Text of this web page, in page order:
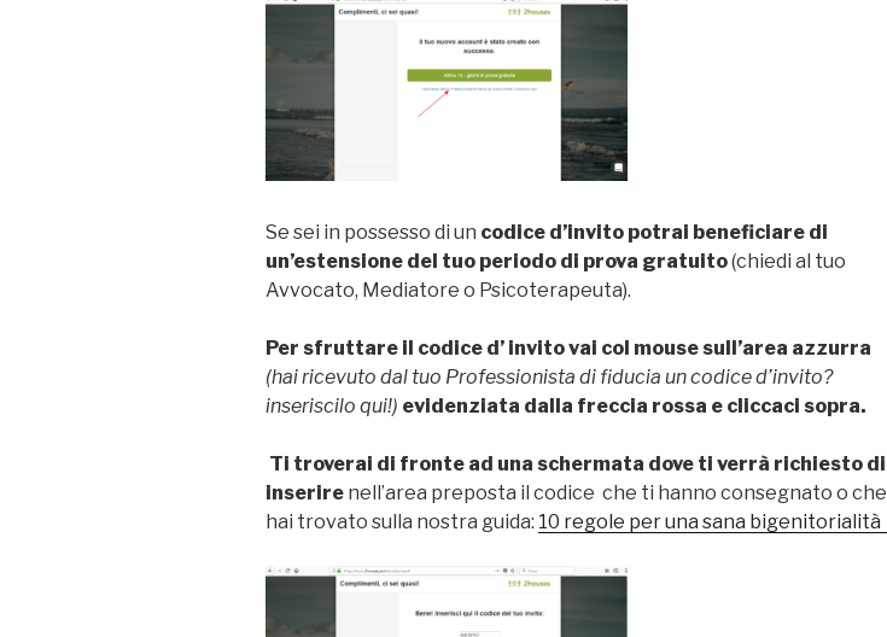
Se sei in possesso di un codice d’invito potrai beneficiare di
un’estensione del tuo periodo di prova gratuito(chiedi al tuo
Avvocato, Mediatore o Psicoterapeuta).
Per sfruttare il codice d’ invito vai col mouse sull’area azzurra
(hai ricevuto dal tuo Professionista di fiducia un codice d’invito?
inseriscilo qui!) evidenziata dalla freccia rossa e cliccaci sopra.
Ti troverai di fronte ad una schermata dove ti verrà richiesto di
inserire nell’area preposta il codice che ti hanno consegnato o che
hai trovato sulla nostra guida: 10 regole per una sana bigenitorialità